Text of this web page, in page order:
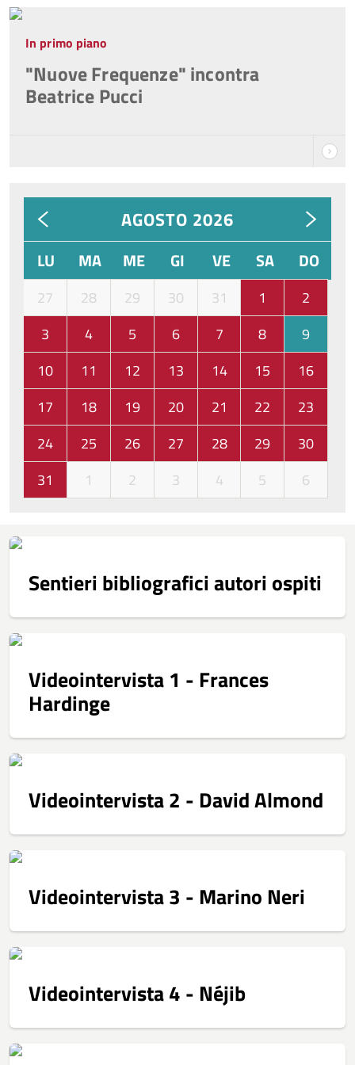
In primo piano
"Nuove Frequenze" incontra
Beatrice Pucci
AGOSTO 2026
LU MA ME GI VE SA DO
27 28 29 30 31 1
2
3
4 5 6 7 8
9
10
11 12 13 14 15
16
17
18 19 20 21 22
23
24
25 26 27 28 29
30
31
1 2 3 4 5 6
Sentieri bibliografici autori ospiti
Videointervista 1 - Frances
Hardinge
Videointervista 2 - David Almond
Videointervista 3 - Marino Neri
Videointervista 4 - Néjib